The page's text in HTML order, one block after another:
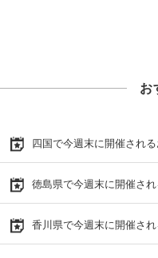
お
四国で今週末に開催され
徳島県で今週末に開催さ
香川県で今週末に開催さ